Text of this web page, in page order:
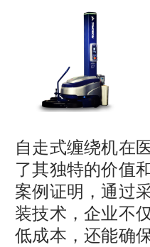
自走式缠绕机在
了其独特的价值
案例证明，通过
装技术，企业不
低成本，还能确